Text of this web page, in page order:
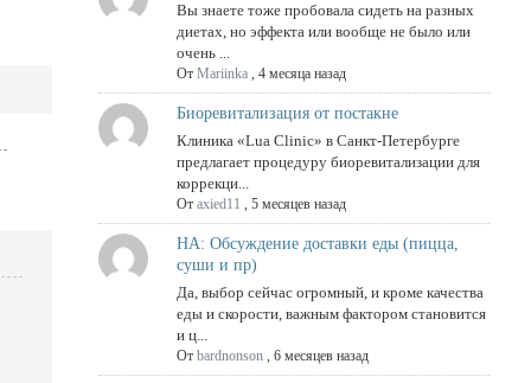
Вы знаете тоже пробовала сидеть на разных
диетах, но эффекта или вообще не было или
очень ...
ОтMariinka ,4 месяца назад
Биоревитализация от постакне
Клиника «Lua Clinic» в Санкт-Петербурге
предлагает процедуру биоревитализации для
коррекци...
Отaxied11 ,5 месяцев назад
НА: Обсуждение доставки еды (пицца,
суши и пр)
Да, выбор сейчас огромный, и кроме качества
еды и скорости, важным фактором становится
и ц...
Отbardnonson ,6 месяцев назад